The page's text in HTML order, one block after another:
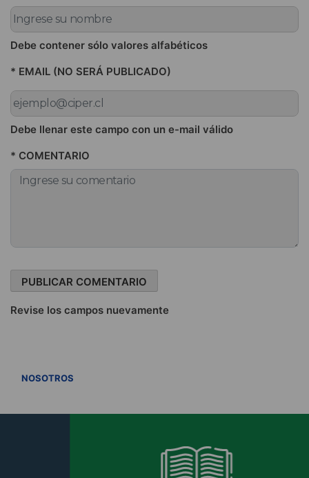
Debe contener sólo valores alfabéticos
* EMAIL (NO SERÁ PUBLICADO)
Debe llenar este campo con un e-mail válido
* COMENTARIO
Revise los campos nuevamente
NOSOTROS